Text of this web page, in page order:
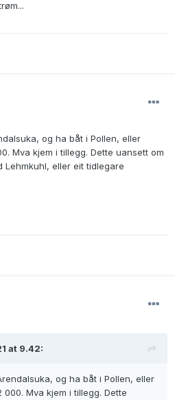
og ha båt i Pollen, eller
Mva kjem i tillegg. Dette uansett om
Lehmkuhl, eller eit tidlegare
at 9.42:
og ha båt i Pollen, eller
Mva kjem i tillegg. Dette